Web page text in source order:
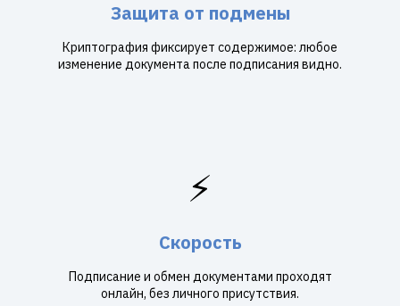
Защита от подмены
Криптография фиксирует содержимое: любое
изменение документа после подписания видно.
⚡
Скорость
Подписание и обмен документами проходят
онлайн, без личного присутствия.